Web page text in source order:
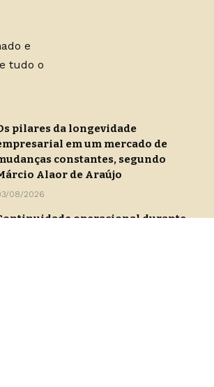
e
tudo o
pilares da longevidade
em um mercado de
constantes, segundo
Alaor de Araújo
08/2026
operacional durante